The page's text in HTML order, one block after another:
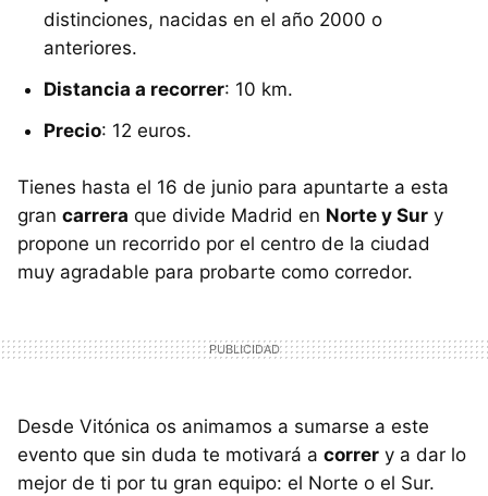
distinciones, nacidas en el año 2000 o
anteriores.
Distancia a recorrer: 10 km.
Precio: 12 euros.
Tienes hasta el 16 de junio para apuntarte a esta
gran carrera que divide Madrid en Norte y Sur y
propone un recorrido por el centro de la ciudad
muy agradable para probarte como corredor.
Desde Vitónica os animamos a sumarse a este
evento que sin duda te motivará a correr y a dar lo
mejor de ti por tu gran equipo: el Norte o el Sur.